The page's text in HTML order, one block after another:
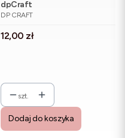
dpCraft
PRODUCENT
DP CRAFT
Cena
12,00 zł
szt.
Dodaj do koszyka